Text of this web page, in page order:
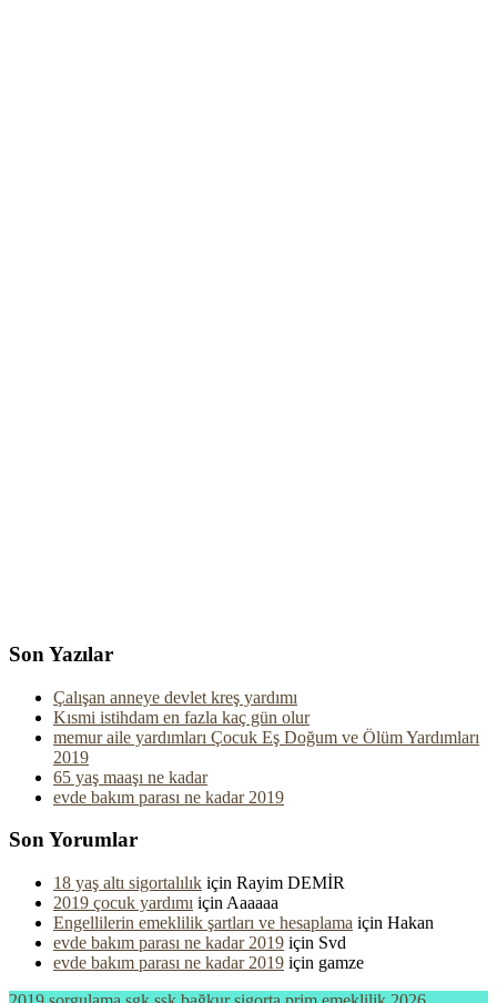
Son Yazılar
Çalışan anneye devlet kreş yardımı
Kısmi istihdam en fazla kaç gün olur
memur aile yardımları Çocuk Eş Doğum ve Ölüm Yardımları
2019
65 yaş maaşı ne kadar
evde bakım parası ne kadar 2019
Son Yorumlar
18 yaş altı sigortalılık için Rayim DEMİR
2019 çocuk yardımı için Aaaaaa
Engellilerin emeklilik şartları ve hesaplama için Hakan
evde bakım parası ne kadar 2019 için Svd
evde bakım parası ne kadar 2019 için gamze